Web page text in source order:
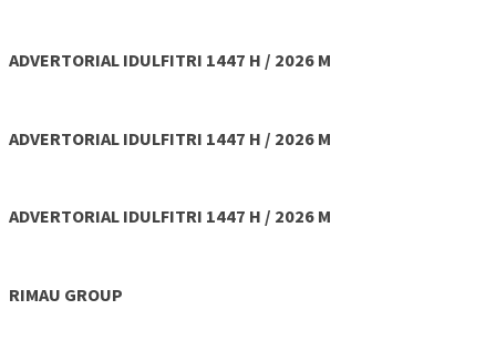
ADVERTORIAL IDULFITRI 1447 H / 2026 M
ADVERTORIAL IDULFITRI 1447 H / 2026 M
ADVERTORIAL IDULFITRI 1447 H / 2026 M
RIMAU GROUP